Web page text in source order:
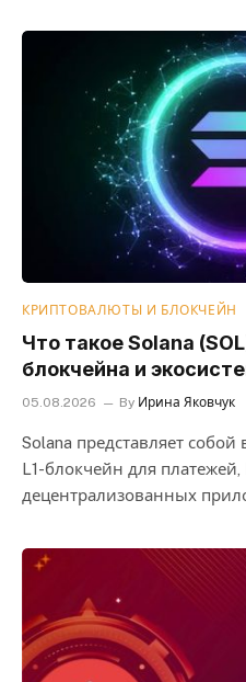
КРИПТОВАЛЮТЫ И БЛОКЧЕЙН
Что такое Solana
блокчейна и
05.08.2026 By Ирина Яковчук
Solana представляет
L1-блокчейн для
децентрализованных